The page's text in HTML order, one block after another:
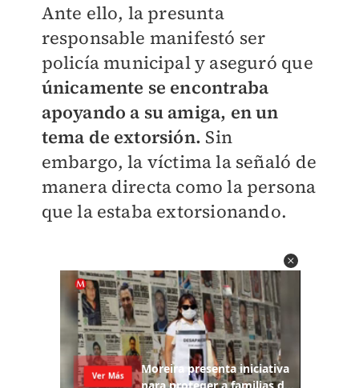
Ante ello, la presunta
responsable manifestó ser
policía municipal y aseguró que
únicamente se encontraba
apoyando a su amiga, en un
tema de extorsión. Sin
embargo, la víctima la señaló de
manera directa como la persona
que la estaba extorsionando.